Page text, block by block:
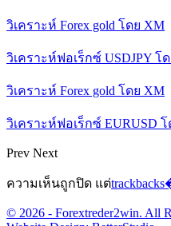
วิเคราะห์ Forex gold โดย XM
วิเคราะห์ฟอเร็กซ์ USDJPY โ
วิเคราะห์ Forex gold โดย XM
วิเคราะห์ฟอเร็กซ์ EURUSD
Prev Next
ความเห็นถูกปิด แต่
© 2026 - Forextreder2win. All